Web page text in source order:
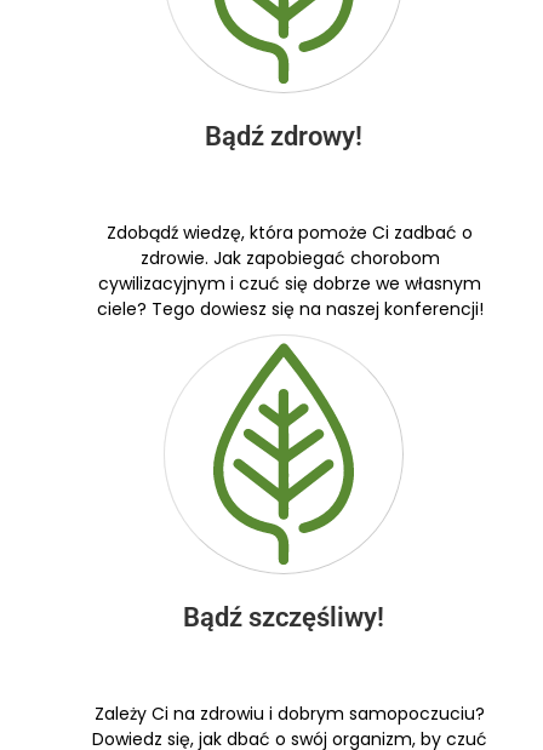
Bądź zdrowy!
Zdobądź wiedzę, która pomoże Ci zadbać o
zdrowie. Jak zapobiegać chorobom
cywilizacyjnym i czuć się dobrze we własnym
ciele? Tego dowiesz się na naszej konferencji!
Bądź szczęśliwy!
Zależy Ci na zdrowiu i dobrym samopoczuciu?
Dowiedz się, jak dbać o swój organizm, by czuć